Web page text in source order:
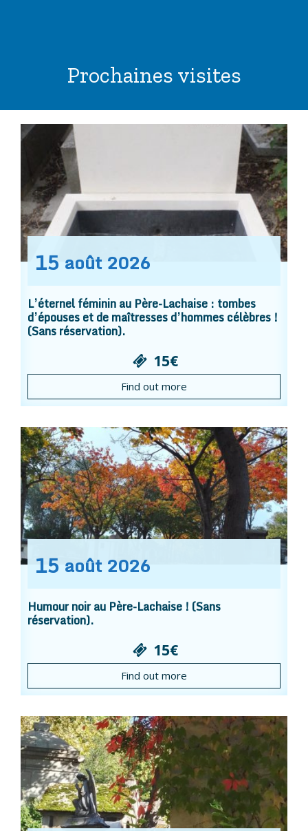
Prochaines visites
15 août 2026
L’éternel féminin au Père-Lachaise : tombes
d’épouses et de maîtresses d’hommes célèbres !
(Sans réservation).
15€
Find out more
15 août 2026
Humour noir au Père-Lachaise ! (Sans
réservation).
15€
Find out more